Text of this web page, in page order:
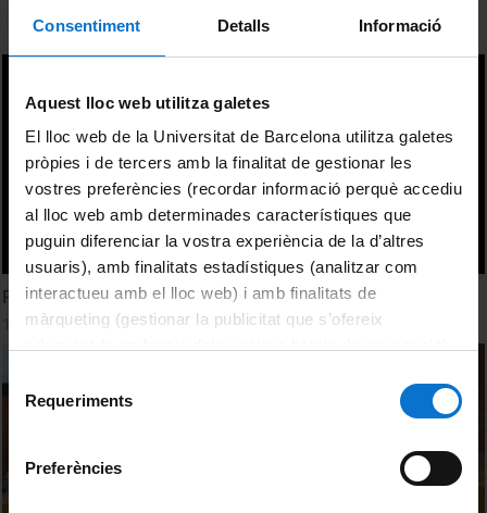
Consentiment Detalls Informació
Aquest lloc web utilitza galetes
El lloc web de la Universitat de Barcelona utilitza galetes
pròpies i de tercers amb la finalitat de gestionar les
vostres preferències (recordar informació perquè accediu
al lloc web amb determinades característiques que
puguin diferenciar la vostra experiència de la d’altres
usuaris), amb finalitats estadístiques (analitzar com
interactueu amb el lloc web) i amb finalitats de
màrqueting (gestionar la publicitat que s’ofereix
consultar laPolítica de galetes del lloc web de la
Selecció
Requeriments
Preferències
Persistence, Variability and Big Changes in Ecosystems
17 January, 2019